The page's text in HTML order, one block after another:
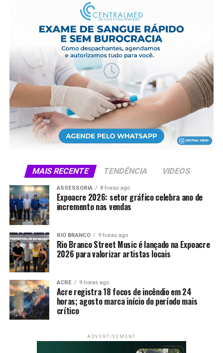
MAIS RECENTE TENDÊNCIA VIDEOS
ASSESSORIA 8 horas ago
Expoacre 2026: setor gráfico celebra ano de
incremento nas vendas
RIO BRANCO 9 horas ago
Rio Branco Street Music é lançado na Expoacre
2026 para valorizar artistas locais
ACRE 9 horas ago
Acre registra 18 focos de incêndio em 24
horas; agosto marca início do período mais
crítico
ADVERTISEMENT